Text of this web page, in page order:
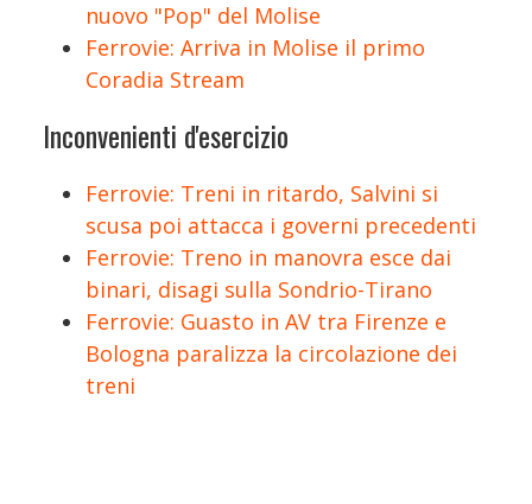
nuovo "Pop" del Molise
Ferrovie: Arriva in Molise il primo
Coradia Stream
Inconvenienti d'esercizio
Ferrovie: Treni in ritardo, Salvini si
scusa poi attacca i governi precedenti
Ferrovie: Treno in manovra esce dai
binari, disagi sulla Sondrio-Tirano
Ferrovie: Guasto in AV tra Firenze e
Bologna paralizza la circolazione dei
treni